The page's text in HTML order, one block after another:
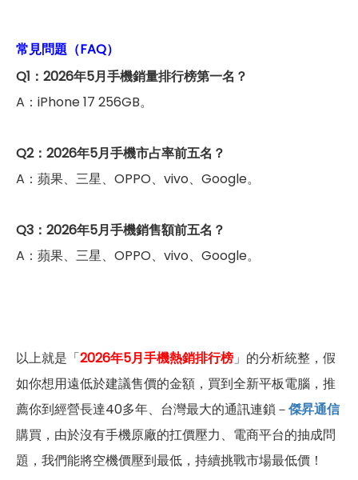
常見問題（FAQ）
Q1：2026年5月手機銷量排行榜第一名？
A：iPhone 17 256GB。
Q2： 2026年5月手機市占率前五名？
A：蘋果、三星、OPPO、vivo、Google。
Q3： 2026年5月手機銷售額前五名？
A：蘋果、三星、OPPO、vivo、Google。
以上就是「2026年5月手機熱銷排行榜 」的分析統整，假
如你想用遠低於建議售價的金額，買到全新平板電腦，推
薦你到經營長達40多年、台灣最大的通訊連鎖－傑昇通信
購買，由於沒有手機原廠的扛價壓力、電商平台的抽成問
題，我們能將空機價壓到最低，持續挑戰市場最低價！